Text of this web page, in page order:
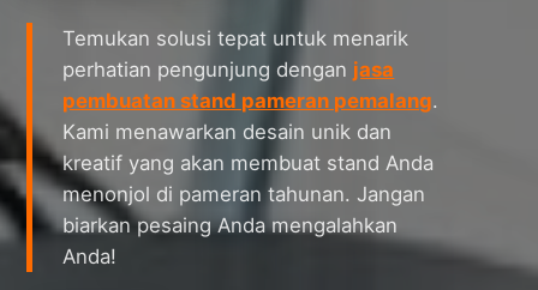
Temukan solusi tepat untuk menarik
perhatian pengunjung dengan jasa
pembuatan stand pameran pemalang.
Kami menawarkan desain unik dan
kreatif yang akan membuat stand Anda
menonjol di pameran tahunan. Jangan
biarkan pesaing Anda mengalahkan
Anda!